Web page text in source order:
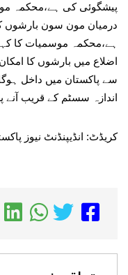
درمیان مون سون بارشوں
ہے،محکمہ موسمیات کا
اضلاع میں بارشوں کا
سے پاکستان میں داخل
اندازہ سسٹم کے قریب آنے
کریڈٹ: انڈیپنڈنٹ نیوز